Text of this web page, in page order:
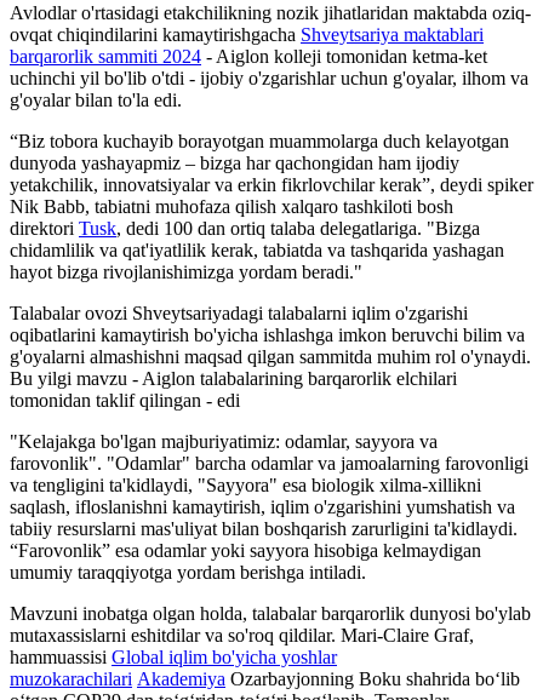
Avlodlar o'rtasidagi etakchilikning nozik jihatlaridan maktabda oziq-
ovqat chiqindilarini kamaytirishgacha Shveytsariya maktablari
barqarorlik sammiti 2024 - Aiglon kolleji tomonidan ketma-ket
uchinchi yil bo'lib o'tdi - ijobiy o'zgarishlar uchun g'oyalar, ilhom va
g'oyalar bilan to'la edi.
“Biz tobora kuchayib borayotgan muammolarga duch kelayotgan
dunyoda yashayapmiz – bizga har qachongidan ham ijodiy
yetakchilik, innovatsiyalar va erkin fikrlovchilar kerak”, deydi spiker
Nik Babb, tabiatni muhofaza qilish xalqaro tashkiloti bosh
direktori Tusk, dedi 100 dan ortiq talaba delegatlariga. "Bizga
chidamlilik va qat'iyatlilik kerak, tabiatda va tashqarida yashagan
hayot bizga rivojlanishimizga yordam beradi."
Talabalar ovozi Shveytsariyadagi talabalarni iqlim o'zgarishi
oqibatlarini kamaytirish bo'yicha ishlashga imkon beruvchi bilim va
g'oyalarni almashishni maqsad qilgan sammitda muhim rol o'ynaydi.
Bu yilgi mavzu - Aiglon talabalarining barqarorlik elchilari
tomonidan taklif qilingan - edi
"Kelajakga bo'lgan majburiyatimiz: odamlar, sayyora va
farovonlik". "Odamlar" barcha odamlar va jamoalarning farovonligi
va tengligini ta'kidlaydi, "Sayyora" esa biologik xilma-xillikni
saqlash, ifloslanishni kamaytirish, iqlim o'zgarishini yumshatish va
tabiiy resurslarni mas'uliyat bilan boshqarish zarurligini ta'kidlaydi.
“Farovonlik” esa odamlar yoki sayyora hisobiga kelmaydigan
umumiy taraqqiyotga yordam berishga intiladi.
Mavzuni inobatga olgan holda, talabalar barqarorlik dunyosi bo'ylab
mutaxassislarni eshitdilar va so'roq qildilar. Mari-Claire Graf,
hammuassisi Global iqlim bo'yicha yoshlar
muzokarachilari Akademiya Ozarbayjonning Boku shahrida boʻlib